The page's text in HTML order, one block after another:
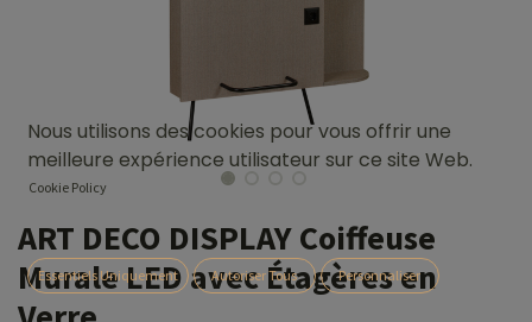
ART DECO DISPLAY Coiffeuse
Murale LED avec Étagères en
Nous utilisons des cookies pour vous offrir une
meilleure expérience utilisateur sur ce site Web.
Cookie Policy
Essentiels Uniquement Autoriser Tous Personnaliser